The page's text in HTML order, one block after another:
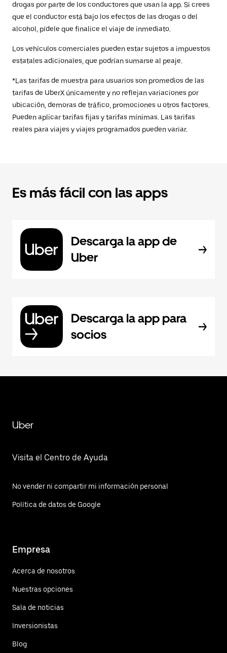
drogas por parte de los conductores que usan la app. Si crees
que el conductor está bajo los efectos de las drogas o del
alcohol, pídele que finalice el viaje de inmediato.
Los vehículos comerciales pueden estar sujetos a impuestos
estatales adicionales, que podrían sumarse al peaje.
*Las tarifas de muestra para usuarios son promedios de las
tarifas de UberX únicamente y no reflejan variaciones por
ubicación, demoras de tráfico, promociones u otros factores.
Pueden aplicar tarifas fijas y tarifas mínimas. Las tarifas
reales para viajes y viajes programados pueden variar.
Es más fácil con las apps
Descarga la app de
Uber
Descarga la app para
socios
Uber
Visita el Centro de Ayuda
No vender ni compartir mi información personal
Política de datos de Google
Empresa
Acerca de nosotros
Nuestras opciones
Sala de noticias
Inversionistas
Blog